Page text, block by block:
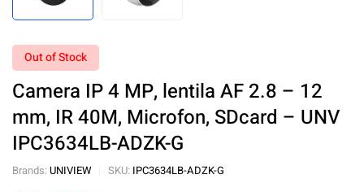
Out of Stock
Camera IP 4 MP, lentila AF 2.8 – 12
mm, IR 40M, Microfon, SDcard – UNV
IPC3634LB-ADZK-G
Brands: UNIVIEW SKU: IPC3634LB-ADZK-G